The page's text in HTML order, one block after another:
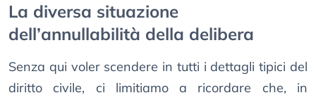
La diversa situazione
dell’annullabilità della delibera
Senza qui voler scendere in tutti i dettagli tipici del
diritto civile, ci limitiamo a ricordare che, in